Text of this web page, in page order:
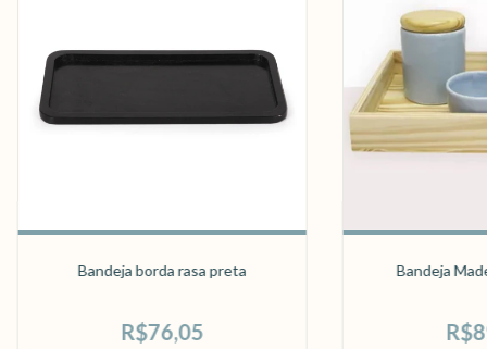
Bandeja borda rasa preta
R$76,05
Bandeja